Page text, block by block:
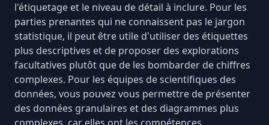
l'étiquetage et le niveau de détail à inclure. Pour les
parties prenantes qui ne connaissent pas le jargon
statistique, il peut être utile d'utiliser des étiquettes
plus descriptives et de proposer des explorations
facultatives plutôt que de les bombarder de chiffres
complexes. Pour les équipes de scientifiques des
données, vous pouvez vous permettre de présenter
des données granulaires et des diagrammes plus